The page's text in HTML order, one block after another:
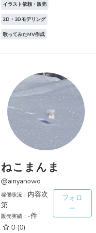
イラスト依頼・販売
2D・3Dモデリング
歌ってみたMV作成
ねこまんま
@ainyanowo
稼働状況： 内容次
第
販売実績： -件
0 (0)
フォロ
ー